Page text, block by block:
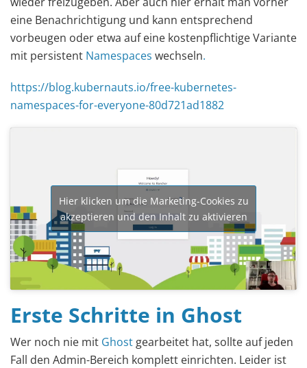
eine Benachrichtigung und kann entsprechend
vorbeugen oder etwa auf eine kostenpflichtige Variante
mit persistent Namespaces wechseln.
https://blog.kubernauts.io/free-kubernetes-
namespaces-for-everyone-80d721ad1882
Hier klicken um die Marketing-Cookies zu
akzeptieren und den Inhalt zu aktivieren
Erste Schritte in Ghost
Wer noch nie mit Ghost gearbeitet hat, sollte auf jeden
Fall den Admin-Bereich komplett einrichten. Leider ist